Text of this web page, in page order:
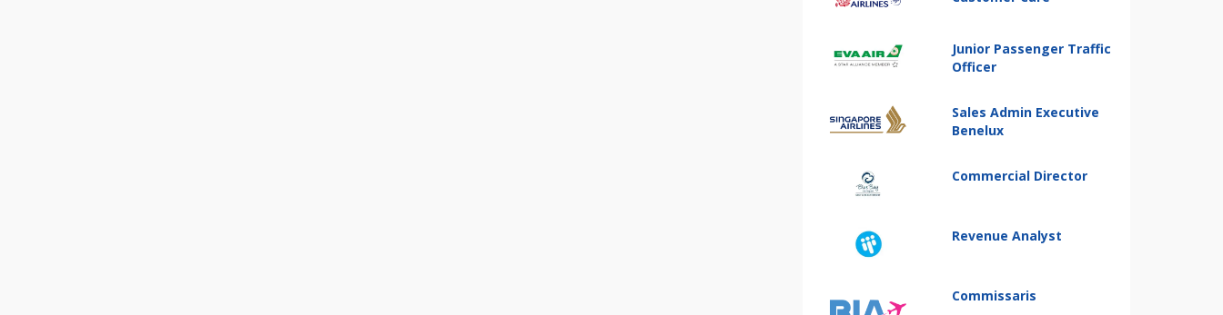
Junior Passenger Traffic
Officer
Sales Admin Executive
Benelux
Commercial Director
Revenue Analyst
Commissaris